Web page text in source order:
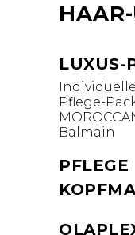
LUXUS-
Pflege-
Balmain
PFLEGE